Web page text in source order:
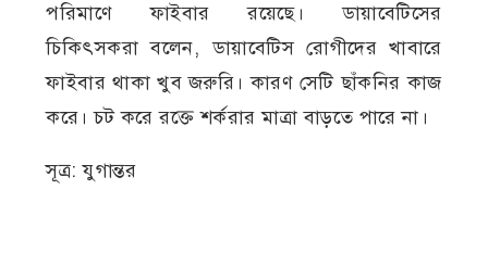
পরিমাণে ফাইবার রয়েছে। ডায়াবেটিসের
চিকিৎসকরা বলেন, ডায়াবেটিস রোগীদের খাবারে
ফাইবার থাকা খুব জরুরি। কারণ সেটি ছাঁকনির কাজ
করে। চট করে রক্তে শর্করার মাত্রা বাড়তে পারে না।
সূত্র: যুগান্তর